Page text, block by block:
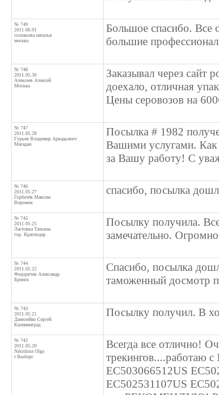
№ 749
2011.06.01
соловьева наталья
москва
Большое спасибо. Все
большие
№ 748
2011.05.30
Алексеев Алексей
Москва
Заказывал через сайт
доехало, отличная
Цены серовозов на
№ 747
2011.05.28
Гурьев Владимир Аркадьевич
Магадан
Посылка # 1982
Вашими услугами. Как
за Вашу работу! С
№ 746
2011.05.27
Горбачёв Максим
Воронеж
спасибо, посылка
№ 745
2011.05.25
Ластовка Татьяна
гор. Краснодар
Посылку получила.
замечательно.
№ 744
2011.05.22
Федоричев Александр
Брянск
Спасибо, посылка
таможенный досмотр
№ 743
2011.05.21
Данилейко Сергей
Калининград
Посылку получил. В
№ 742
2011.05.20
Nikishina Olga
г.Выборг
Всегда все отлично!
трекингов....работаю
EC503066512US
EC502531107US